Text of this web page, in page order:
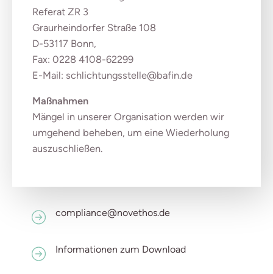
Referat ZR 3
Graurheindorfer Straße 108
D-53117 Bonn,
Fax: 0228 4108-62299
E-Mail: schlichtungsstelle@bafin.de
Maßnahmen
Mängel in unserer Organisation werden wir
umgehend beheben, um eine Wiederholung
auszuschließen.
compliance@novethos.de
Informationen zum Download